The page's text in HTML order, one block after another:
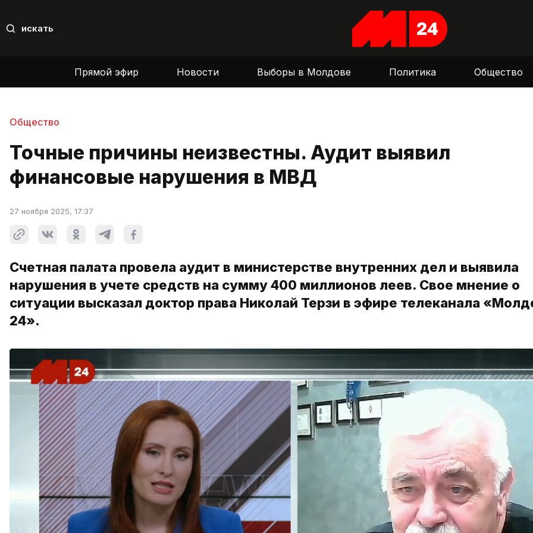
искать
Прямой эфир Новости Выборы в Молдове Политика Общество
Общество
Точные причины неизвестны. Аудит выявил
финансовые нарушения в МВД
27 ноября 2025, 17:37
Счетная палата провела аудит в министерстве внутренних дел и выявила
нарушения в учете средств на сумму 400 миллионов леев. Свое мнение о
ситуации высказал доктор права Николай Терзи в эфире телеканала
24».